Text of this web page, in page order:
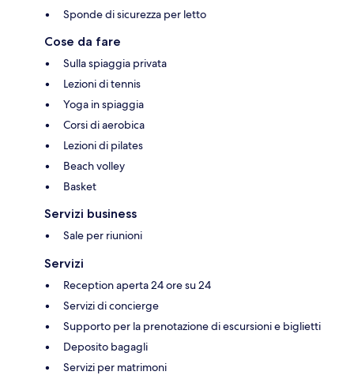
Sponde di sicurezza per letto
Cose da fare
Sulla spiaggia privata
Lezioni di tennis
Yoga in spiaggia
Corsi di aerobica
Lezioni di pilates
Beach volley
Basket
Servizi business
Sale per riunioni
Servizi
Reception aperta 24 ore su 24
Servizi di concierge
Supporto per la prenotazione di escursioni e biglietti
Deposito bagagli
Servizi per matrimoni